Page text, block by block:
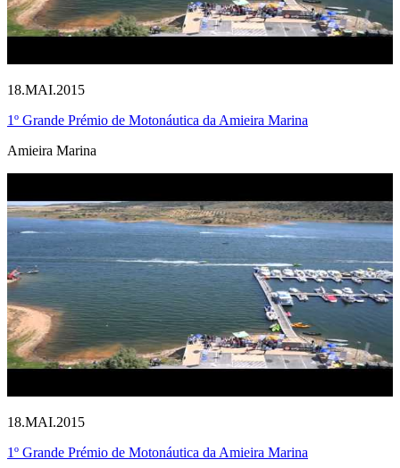
18.MAI.2015
1º Grande Prémio de Motonáutica da Amieira Marina
Amieira Marina
18.MAI.2015
1º Grande Prémio de Motonáutica da Amieira Marina